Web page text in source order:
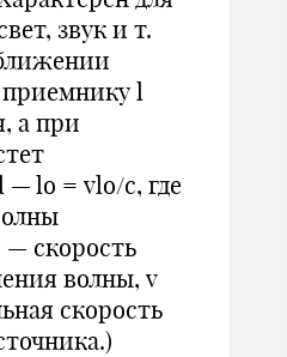
звук и т.
l
а при
— lо = vlо/c, где
— скорость
волны, v
скорость